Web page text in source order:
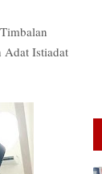
Istiadat